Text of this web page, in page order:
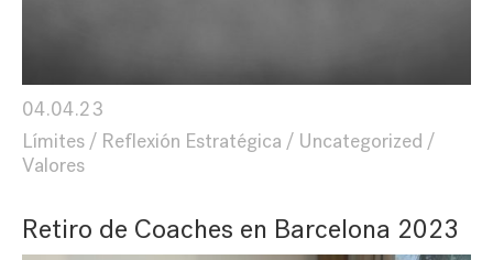
04.04.23
Límites
Reflexión Estratégica
Uncategorized
Valores
Retiro de Coaches en Barcelona 2023